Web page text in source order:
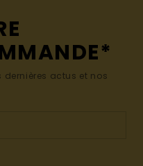
actus et nos